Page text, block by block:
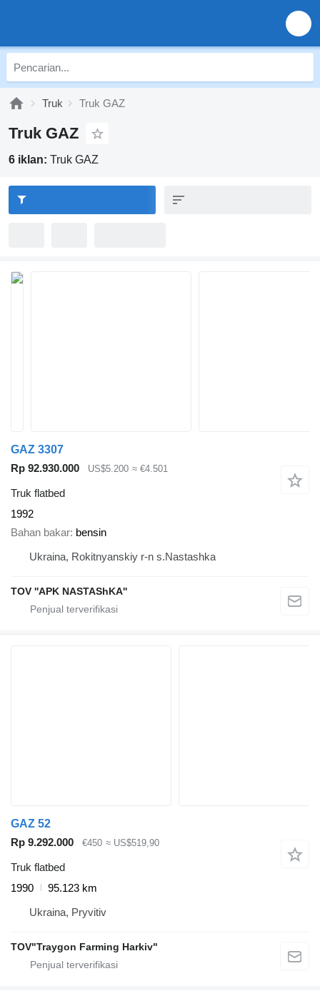
Truk Truk GAZ
Truk GAZ
6 iklan: Truk GAZ
GAZ 3307
Rp 92.930.000
US$5.200 ≈ €4.501
Truk flatbed
1992
Bahan bakar bensin
Ukraina, Rokitnyanskiy r-n s.Nastashka
TOV ''APK NASTAShKA''
GAZ 52
Rp 9.292.000
€450 ≈ US$519,90
Truk flatbed
1990
95.123 km
Ukraina, Pryvitiv
TOV"Traygon Farming Harkiv"